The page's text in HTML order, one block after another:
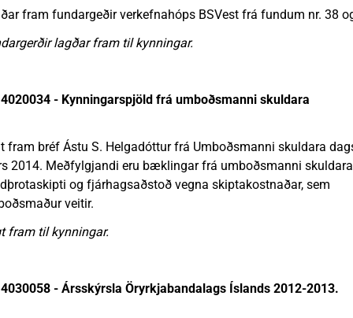
fram fundargeðir verkefnahóps BSVest frá fundum nr. 38
lagðar fram til kynningar.
- Kynningarspjöld frá umboðsmanni skuldara
fram bréf Ástu S. Helgadóttur frá Umboðsmanni skuldara
2014. Meðfylgjandi eru bæklingar frá umboðsmanni
og fjárhagsaðstoð vegna skiptakostnaðar, sem
veitir.
fram til kynningar.
- Ársskýrsla Öryrkjabandalags Íslands 2012-2013.